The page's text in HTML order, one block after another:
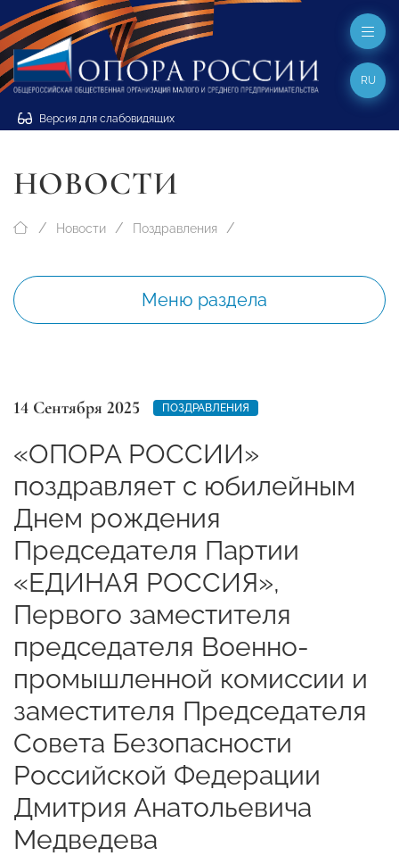
Версия для слабовидящих
RU
НОВОСТИ
Новости Поздравления
Меню раздела
14 Сентября 2025 ПОЗДРАВЛЕНИЯ
«ОПОРА РОССИИ»
поздравляет с юбилейным
Днем рождения
Председателя Партии
«ЕДИНАЯ РОССИЯ»,
Первого заместителя
председателя Военно-
промышленной комиссии и
заместителя Председателя
Совета Безопасности
Российской Федерации
Дмитрия Анатольевича
Медведева